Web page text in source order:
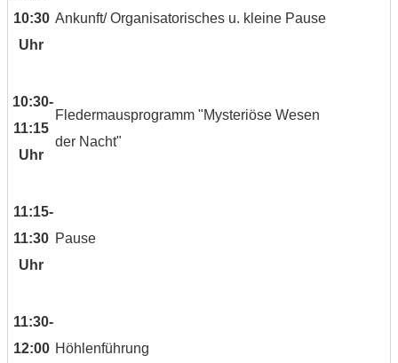
10:30
Uhr
Ankunft/ Organisatorisches u. kleine Pause
10:30-
11:15
Uhr
Fledermausprogramm "Mysteriöse Wesen
der Nacht"
11:15-
11:30
Uhr
Pause
11:30-
12:00 Höhlenführung